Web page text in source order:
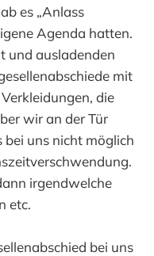
es „Anlass
Agenda hatten.
und ausladenden
mit
die
wir an der Tür
uns nicht möglich
irgendwelche
etc.
bei uns